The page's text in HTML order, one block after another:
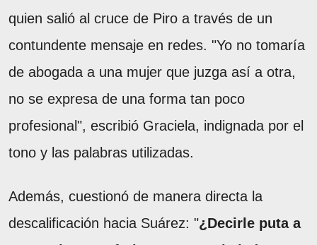
quien salió al cruce de Piro a través de un
contundente mensaje en redes. "Yo no tomaría
de abogada a una mujer que juzga así a otra,
no se expresa de una forma tan poco
profesional", escribió Graciela, indignada por el
tono y las palabras utilizadas.
Además, cuestionó de manera directa la
descalificación hacia Suárez: "¿Decirle puta a